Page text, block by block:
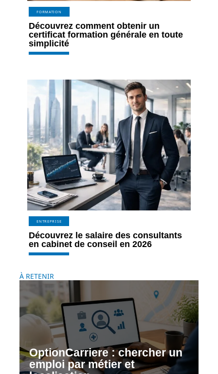
FORMATION
Découvrez comment obtenir un
certificat formation générale en toute
simplicité
ENTREPRISE
Découvrez le salaire des consultants
en cabinet de conseil en 2026
À RETENIR
OptionCarriere : chercher un
emploi par métier et